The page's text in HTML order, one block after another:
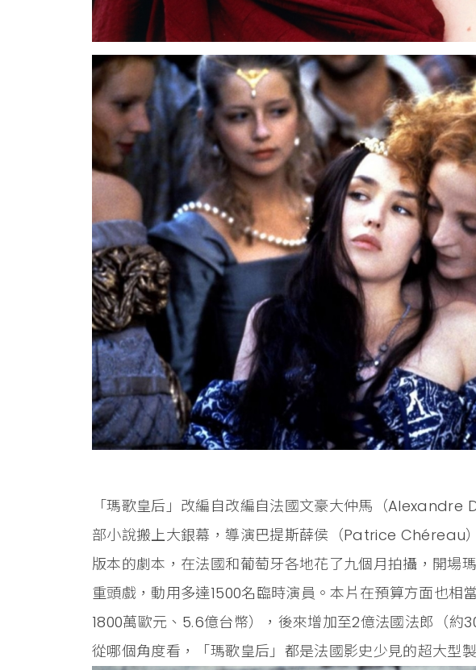
「瑪歌皇后」改編自改編自法國文豪大仲馬（
部小說搬上大銀幕，導演巴提斯薛侯（Patrice Chéreau
版本的劇本，在法國和葡萄牙各地花了九個月拍攝，開場
重頭戲，動用多達1500名臨時演員。本片在預算方面也相
1800萬歐元、5.6億台幣），後來增加至2億法國法郎（約
從哪個角度看，「瑪歌皇后」都是法國影史少見的超大型製